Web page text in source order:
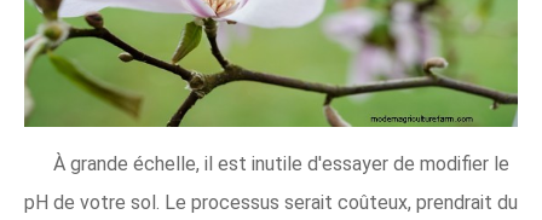
À grande échelle, il est inutile d'essayer de modifier le
pH de votre sol. Le processus serait coûteux, prendrait du